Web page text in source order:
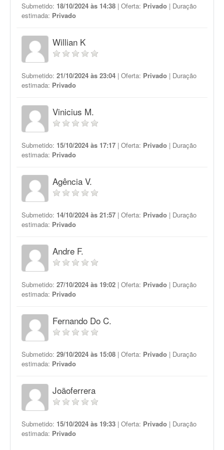
Submetido: 18/10/2024 às 14:38 | Oferta: Privado | Duração
estimada: Privado
Willian K
Submetido: 21/10/2024 às 23:04 | Oferta: Privado | Duração
estimada: Privado
Vinicius M.
Submetido: 15/10/2024 às 17:17 | Oferta: Privado | Duração
estimada: Privado
Agência V.
Submetido: 14/10/2024 às 21:57 | Oferta: Privado | Duração
estimada: Privado
Andre F.
Submetido: 27/10/2024 às 19:02 | Oferta: Privado | Duração
estimada: Privado
Fernando Do C.
Submetido: 29/10/2024 às 15:08 | Oferta: Privado | Duração
estimada: Privado
Joãoferrera
Submetido: 15/10/2024 às 19:33 | Oferta: Privado | Duração
estimada: Privado